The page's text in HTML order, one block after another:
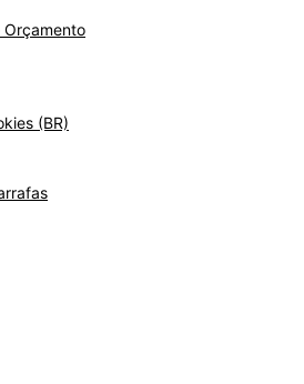
Orçamento
(BR)